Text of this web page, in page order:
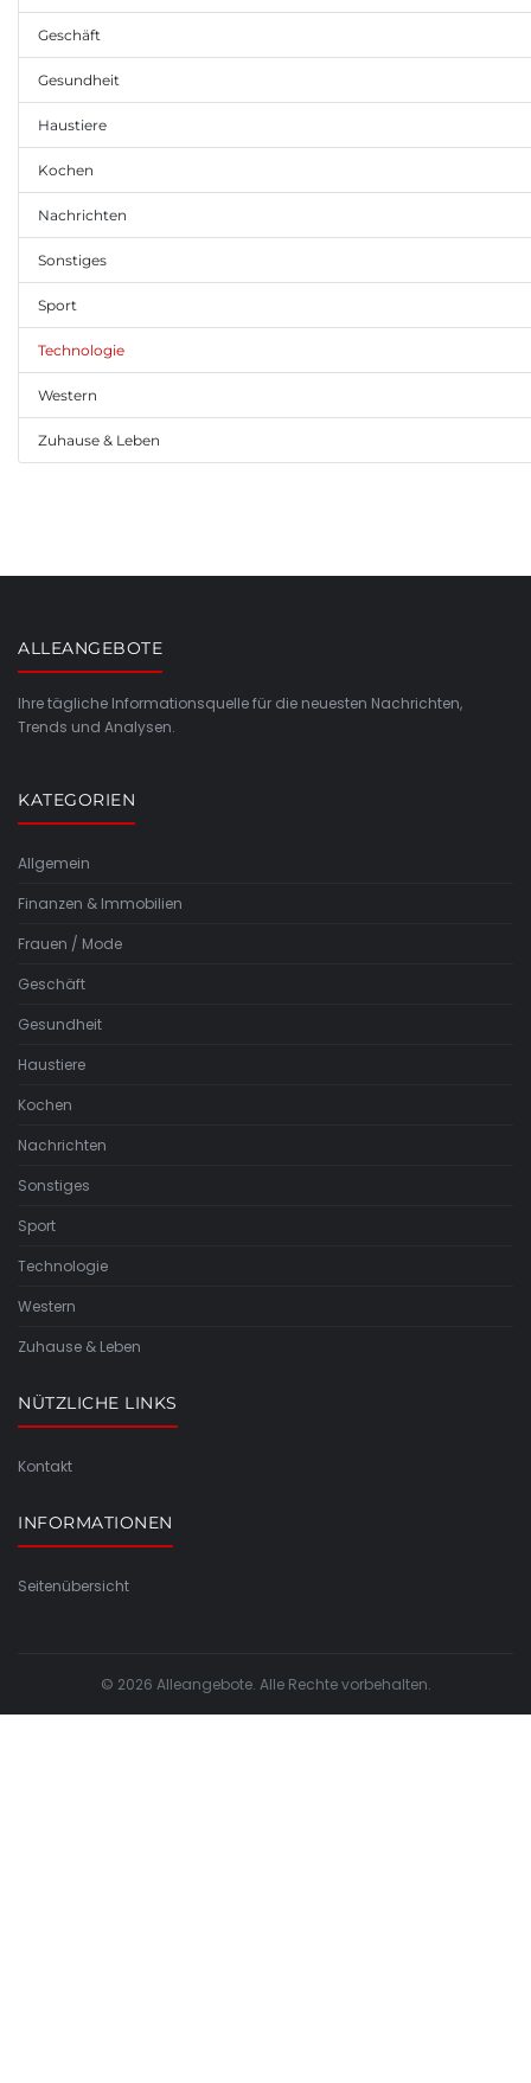
Geschäft
Gesundheit
Haustiere
Kochen
Nachrichten
Sonstiges
Sport
Technologie
Western
Zuhause & Leben
ALLEANGEBOTE
Ihre tägliche Informationsquelle für die neuesten Nachrichten,
Trends und Analysen.
KATEGORIEN
Allgemein
Finanzen & Immobilien
Frauen / Mode
Geschäft
Gesundheit
Haustiere
Kochen
Nachrichten
Sonstiges
Sport
Technologie
Western
Zuhause & Leben
NÜTZLICHE LINKS
Kontakt
INFORMATIONEN
Seitenübersicht
© 2026 Alleangebote. Alle Rechte vorbehalten.